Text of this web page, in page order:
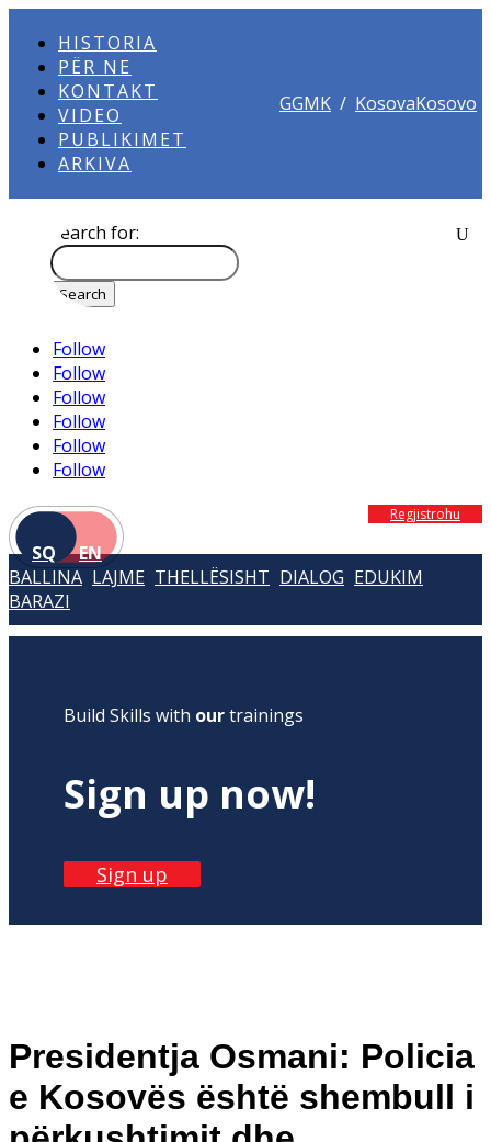
HISTORIA
PËR NE
KONTAKT
VIDEO
PUBLIKIMET
ARKIVA
GGMK / KosovaKosovo
Search for:
Follow
Follow
Follow
Follow
Follow
Follow
SQ EN
Regjistrohu
BALLINA LAJME THELLËSISHT DIALOG EDUKIM
BARAZI
Build Skills with ourtrainings
Sign up now!
Sign up
Presidentja Osmani: Policia
e Kosovës është shembull i